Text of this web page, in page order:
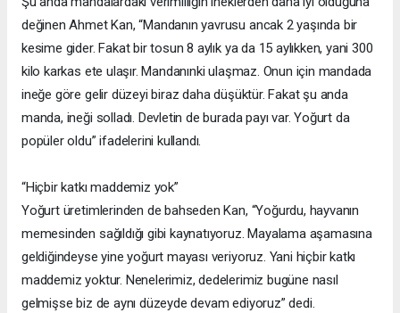
değinen Ahmet Kan, “Mandanın yavrusu ancak 2 yaşında bir
kesime gider. Fakat bir tosun 8 aylık ya da 15 aylıkken, yani 300
kilo karkas ete ulaşır. Mandanınki ulaşmaz. Onun için mandada
ineğe göre gelir düzeyi biraz daha düşüktür. Fakat şu anda
manda, ineği solladı. Devletin de burada payı var. Yoğurt da
popüler oldu” ifadelerini kullandı.
“Hiçbir katkı maddemiz yok”
Yoğurt üretimlerinden de bahseden Kan, “Yoğurdu, hayvanın
memesinden sağıldığı gibi kaynatıyoruz. Mayalama aşamasına
geldiğindeyse yine yoğurt mayası veriyoruz. Yani hiçbir katkı
maddemiz yoktur. Nenelerimiz, dedelerimiz bugüne nasıl
gelmişse biz de aynı düzeyde devam ediyoruz” dedi.